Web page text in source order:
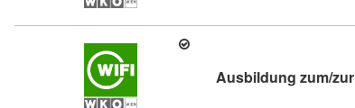
Ausbildung zum/